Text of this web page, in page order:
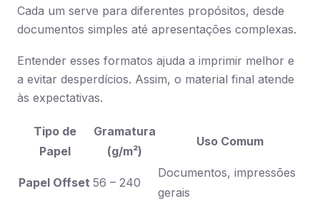
Cada um serve para diferentes propósitos, desde
documentos simples até apresentações complexas.
Entender esses formatos ajuda a imprimir melhor e
a evitar desperdícios. Assim, o material final atende
às expectativas.
Tipo de
Papel
Gramatura
(g/m²)
Uso Comum
Papel Offset 56 – 240
Documentos, impressões
gerais